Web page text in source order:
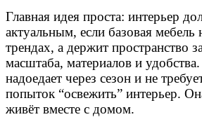
Главная идея проста: интерьер
актуальным, если базовая мебель
трендах, а держит пространство
масштаба, материалов и
надоедает через сезон и не
попыток “освежить” интерьер.
живёт вместе с домом.